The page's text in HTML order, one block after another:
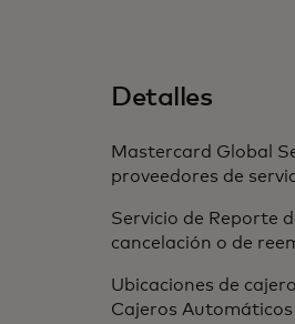
Detalles
Mastercard Global
proveedores de
Servicio de Reporte
cancelación o de
Ubicaciones de
Cajeros